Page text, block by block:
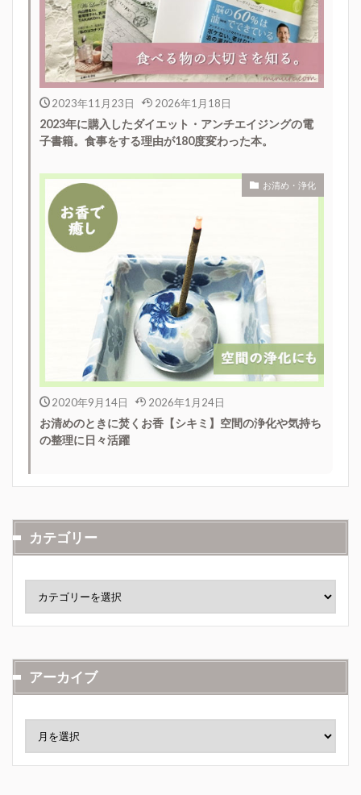
2023年11月23日 2026年1月18日
2023年に購入したダイエット・アンチエイジングの電
子書籍。食事をする理由が180度変わった本。
お清め・浄化
2020年9月14日 2026年1月24日
お清めのときに焚くお香【シキミ】空間の浄化や気持ち
の整理に日々活躍
カテゴリー
アーカイブ